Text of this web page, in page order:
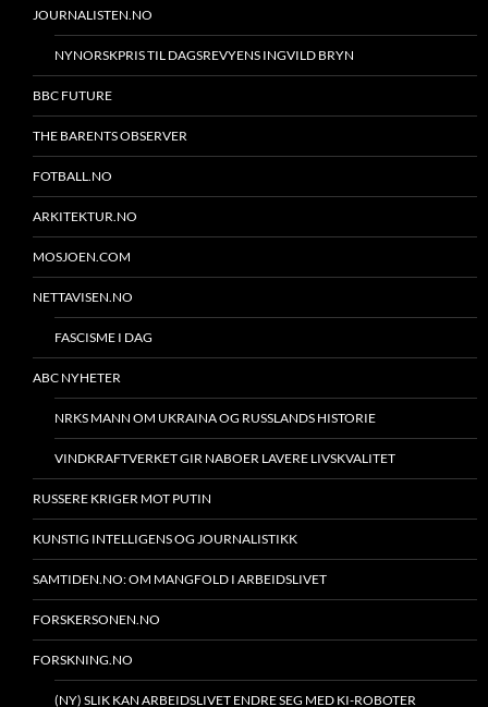
JOURNALISTEN.NO
NYNORSKPRIS TIL DAGSREVYENS INGVILD BRYN
BBC FUTURE
THE BARENTS OBSERVER
FOTBALL.NO
ARKITEKTUR.NO
MOSJOEN.COM
NETTAVISEN.NO
FASCISME I DAG
ABC NYHETER
NRKS MANN OM UKRAINA OG RUSSLANDS HISTORIE
VINDKRAFTVERKET GIR NABOER LAVERE LIVSKVALITET
RUSSERE KRIGER MOT PUTIN
KUNSTIG INTELLIGENS OG JOURNALISTIKK
SAMTIDEN.NO: OM MANGFOLD I ARBEIDSLIVET
FORSKERSONEN.NO
FORSKNING.NO
(NY) SLIK KAN ARBEIDSLIVET ENDRE SEG MED KI-ROBOTER